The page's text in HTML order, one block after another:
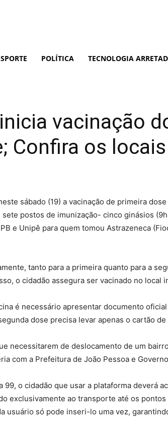
POLÍTICA TECNOLOGIA
vacinação
Confira os
sábado (19) a vacinação de primeira
postos de imunização- cinco ginásios
e Unipê para quem tomou Astrazeneca
tanto para a primeira quanto para a
o cidadão assegura ser vacinado no
é necessário apresentar documento
dose precisa levar apenas o cartão
necessitarem de deslocamento de um
com a Prefeitura de João Pessoa e
99, o cidadão que usar a plataforma deverá
exclusivamente ao transporte até os
usuário só pode inseri-lo uma vez,